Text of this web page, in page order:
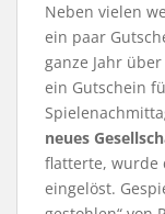
Neben vielen
ein paar
ganze Jahr
ein Gutschein
neues
flatterte, wurde
eingelöst.